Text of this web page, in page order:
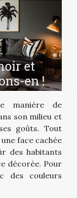
et
en !
manière de
son milieu et
goûts. Tout
face cachée
des habitants
décorée. Pour
des couleurs